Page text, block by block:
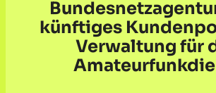
künftiges
Verwaltung für